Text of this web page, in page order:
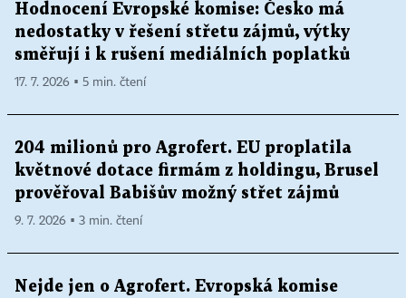
Hodnocení Evropské komise: Česko má
nedostatky v řešení střetu zájmů, výtky
směřují i k rušení mediálních poplatků
17. 7. 2026 ▪ 5 min. čtení
204 milionů pro Agrofert. EU proplatila
květnové dotace firmám z holdingu, Brusel
prověřoval Babišův možný střet zájmů
9. 7. 2026 ▪ 3 min. čtení
Nejde jen o Agrofert. Evropská komise